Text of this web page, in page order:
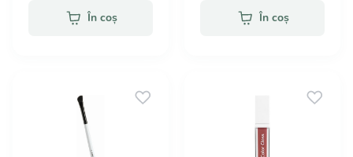
În coș În coș